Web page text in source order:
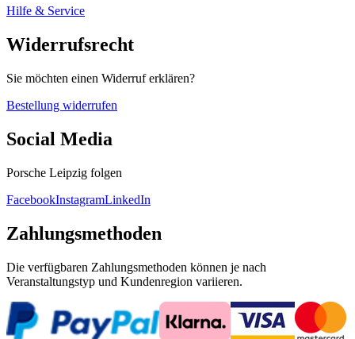
Hilfe & Service
Widerrufsrecht
Sie möchten einen Widerruf erklären?
Bestellung widerrufen
Social Media
Porsche Leipzig folgen
FacebookInstagramLinkedIn
Zahlungsmethoden
Die verfügbaren Zahlungsmethoden können je nach
Veranstaltungstyp und Kundenregion variieren.